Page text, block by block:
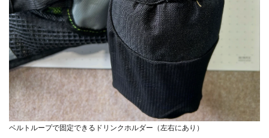
ベルトループで固定できるドリンクホルダー（左右にあり）